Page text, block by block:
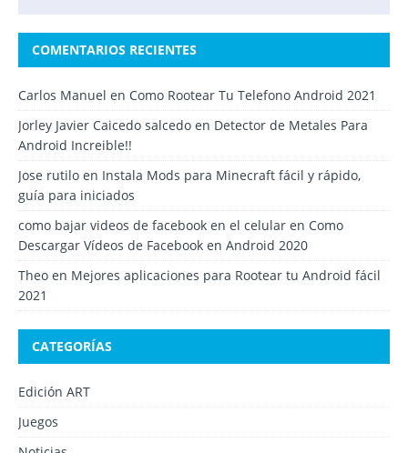
COMENTARIOS RECIENTES
Carlos Manuel en Como Rootear Tu Telefono Android 2021
Jorley Javier Caicedo salcedo en Detector de Metales Para
Android Increible!!
Jose rutilo en Instala Mods para Minecraft fácil y rápido,
guía para iniciados
como bajar videos de facebook en el celular en Como
Descargar Vídeos de Facebook en Android 2020
Theo en Mejores aplicaciones para Rootear tu Android fácil
2021
CATEGORÍAS
Edición ART
Juegos